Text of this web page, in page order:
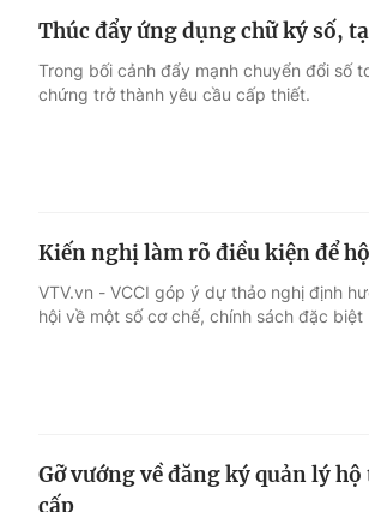
Thúc đẩy ứng dụng chữ ký số,
Trong bối cảnh đẩy mạnh chuyển đổi số
chứng trở thành yêu cầu cấp thiết.
Kiến nghị làm rõ điều kiện để
VTV.vn - VCCI góp ý dự thảo nghị định
hội về một số cơ chế, chính sách đặc
Gỡ vướng về đăng ký quản lý
cấp